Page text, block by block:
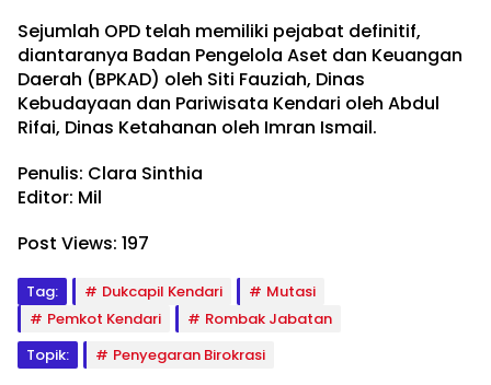
Sejumlah OPD telah memiliki pejabat definitif,
diantaranya Badan Pengelola Aset dan Keuangan
Daerah (BPKAD) oleh Siti Fauziah, Dinas
Kebudayaan dan Pariwisata Kendari oleh Abdul
Rifai, Dinas Ketahanan oleh Imran Ismail.
Penulis: Clara Sinthia
Editor: Mil
Post Views: 197
Tag: Dukcapil Kendari
Mutasi
Pemkot Kendari
Rombak Jabatan
Topik:
Penyegaran Birokrasi